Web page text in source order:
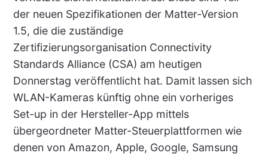
der neuen Spezifikationen der Matter-Version
1.5, die die zuständige
Zertifizierungsorganisation Connectivity
Standards Alliance (CSA) am heutigen
Donnerstag veröffentlicht hat. Damit lassen sich
WLAN-Kameras künftig ohne ein vorheriges
Set-up in der Hersteller-App mittels
übergeordneter Matter-Steuerplattformen wie
denen von Amazon, Apple, Google, Samsung